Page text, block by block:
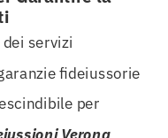
servizi
fideiussorie
per